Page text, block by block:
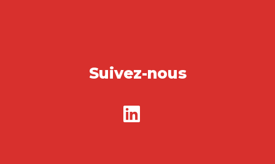
Suivez-nous